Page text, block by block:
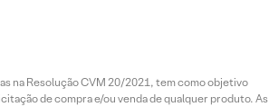
na Resolução CVM 20/2021, tem como objetivo
de compra e/ou venda de qualquer produto. As